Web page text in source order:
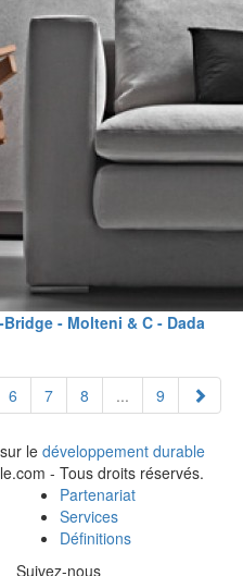
- Molteni & C - Dada
6 7 8 ... 9
le développement durable
- Tous droits réservés.
Partenariat
Services
Définitions
Suivez-nous